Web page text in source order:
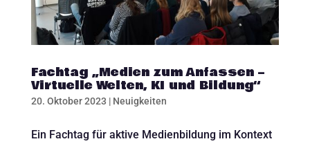
Fachtag „Medien zum Anfassen –
Virtuelle Welten, KI und Bildung“
20. Oktober 2023 | Neuigkeiten
Ein Fachtag für aktive Medienbildung im Kontext